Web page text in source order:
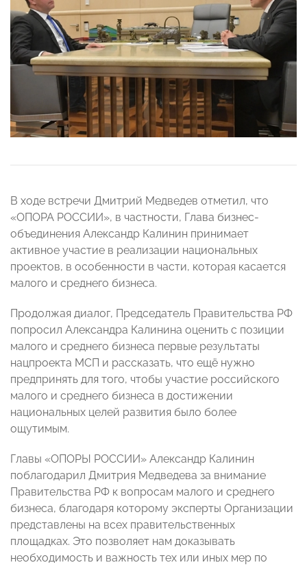
В ходе встречи Дмитрий Медведев отметил, что
«ОПОРА РОССИИ», в частности, Глава бизнес-
объединения Александр Калинин принимает
активное участие в реализации национальных
проектов, в особенности в части, которая касается
малого и среднего бизнеса.
Продолжая диалог, Председатель Правительства РФ
попросил Александра Калинина оценить с позиции
малого и среднего бизнеса первые результаты
нацпроекта МСП и рассказать, что ещё нужно
предпринять для того, чтобы участие российского
малого и среднего бизнеса в достижении
национальных целей развития было более
ощутимым.
Главы «ОПОРЫ РОССИИ» Александр Калинин
поблагодарил Дмитрия Медведева за внимание
Правительства РФ к вопросам малого и среднего
бизнеса, благодаря которому эксперты Организации
представлены на всех правительственных
площадках. Это позволяет нам доказывать
необходимость и важность тех или иных мер по